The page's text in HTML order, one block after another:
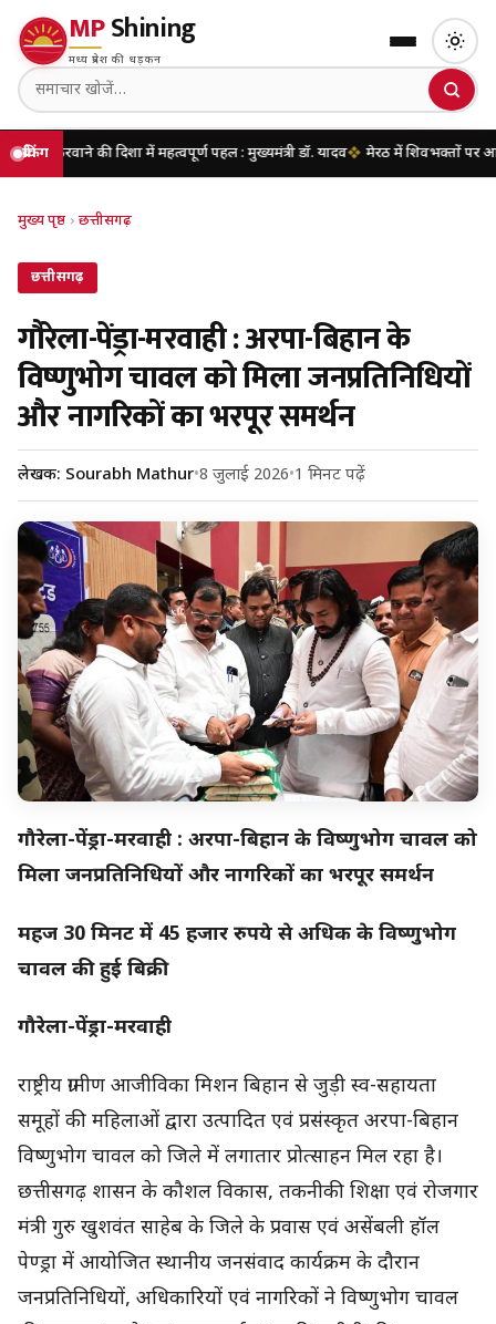
MPShining
मध्य प्रदेश की धड़कन
ब्रेकिंग
की दिशा में महत्वपूर्ण पहल : मुख्यमंत्री डॉ. यादव मेरठ में शिवभक्तों पर आज पुष्पवर्षा
मुख्य पृष्ठ › छत्तीसगढ़
छत्तीसगढ़
गौरेला-पेंड्रा-मरवाही : अरपा-बिहान के
विष्णुभोग चावल को मिला जनप्रतिनिधियों
और नागरिकों का भरपूर समर्थन
लेखक: Sourabh Mathur•8 जुलाई 2026•1 मिनट पढ़ें
गौरेला-पेंड्रा-मरवाही : अरपा-बिहान के विष्णुभोग चावल को
मिला जनप्रतिनिधियों और नागरिकों का भरपूर समर्थन
महज 30 मिनट में 45 हजार रुपये से अधिक के विष्णुभोग
चावल की हुई बिक्री
गौरेला-पेंड्रा-मरवाही
राष्ट्रीय ग्रामीण आजीविका मिशन बिहान से जुड़ी स्व-सहायता
समूहों की महिलाओं द्वारा उत्पादित एवं प्रसंस्कृत अरपा-बिहान
विष्णुभोग चावल को जिले में लगातार प्रोत्साहन मिल रहा है।
छत्तीसगढ़ शासन के कौशल विकास, तकनीकी शिक्षा एवं रोजगार
मंत्री गुरु खुशवंत साहेब के जिले के प्रवास एवं असेंबली हॉल
पेण्ड्रा में आयोजित स्थानीय जनसंवाद कार्यक्रम के दौरान
जनप्रतिनिधियों, अधिकारियों एवं नागरिकों ने विष्णुभोग चावल